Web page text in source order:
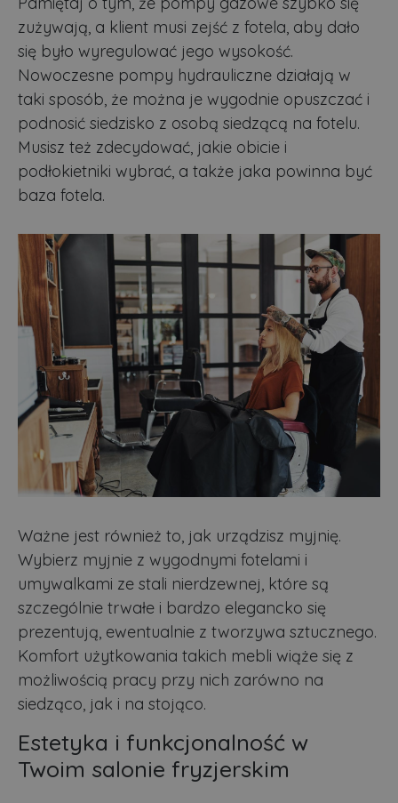
zużywają, a klient musi zejść z fotela, aby dało
się było wyregulować jego wysokość.
Nowoczesne pompy hydrauliczne działają w
taki sposób, że można je wygodnie opuszczać i
podnosić siedzisko z osobą siedzącą na fotelu.
Musisz też zdecydować, jakie obicie i
podłokietniki wybrać, a także jaka powinna być
baza fotela.
Ważne jest również to, jak urządzisz myjnię.
Wybierz myjnie z wygodnymi fotelami i
umywalkami ze stali nierdzewnej, które są
szczególnie trwałe i bardzo elegancko się
prezentują, ewentualnie z tworzywa sztucznego.
Komfort użytkowania takich mebli wiąże się z
możliwością pracy przy nich zarówno na
siedząco, jak i na stojąco.
Estetyka i funkcjonalność w
Twoim salonie fryzjerskim